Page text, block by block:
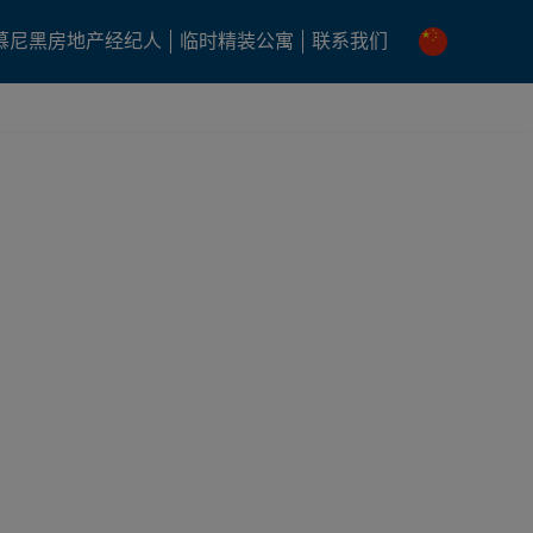
尼黑房地产经纪人 临时精装公寓 联系我们